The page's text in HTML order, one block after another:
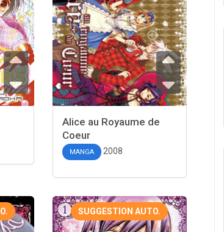
Alice au Royaume de
Coeur
MANGA 2008
SUGGESTION AUTO.